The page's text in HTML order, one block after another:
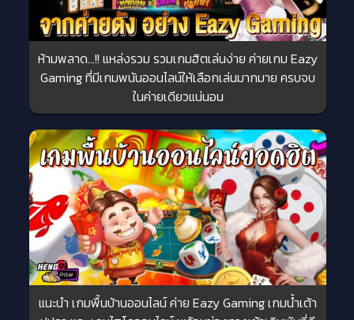
ห้ามพลาด…!! แหล่งรวม รวมเกมฮิตเล่นง่าย ค่ายเกม Eazy
Gaming ที่มีเกมพนันออนไลน์ให้เลือกเล่นมากมาย ครบจบ
ในค่ายเดียวแน่นอน
แนะนำ เกมพื้นบ้านออนไลน์ ค่าย Eazy Gaming เกมน้ำเต้า